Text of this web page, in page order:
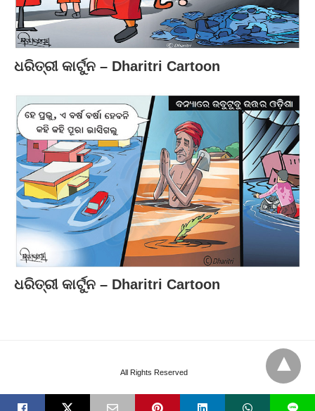
ଧରିତ୍ରୀ କାର୍ଟୁନ – Dharitri Cartoon
ଧରିତ୍ରୀ କାର୍ଟୁନ – Dharitri Cartoon
All Rights Reserved
L